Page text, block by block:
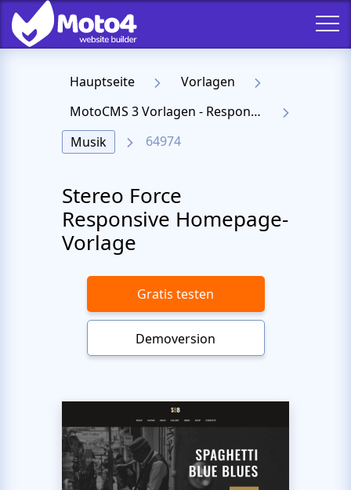
Hauptseite
Vorlagen
MotoCMS 3 Vorlagen - Responsive Templates für Website
Musik
64974
Stereo Force
Responsive Homepage-
Vorlage
Gratis testen
Demoversion